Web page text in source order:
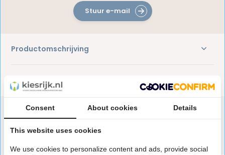
Productomschrijving
Reviews
Stuur e-mail
Speciaal aanbevolen voor jou
Consent About cookies Details
This website uses cookies
We use cookies to personalize content and ads, provide social